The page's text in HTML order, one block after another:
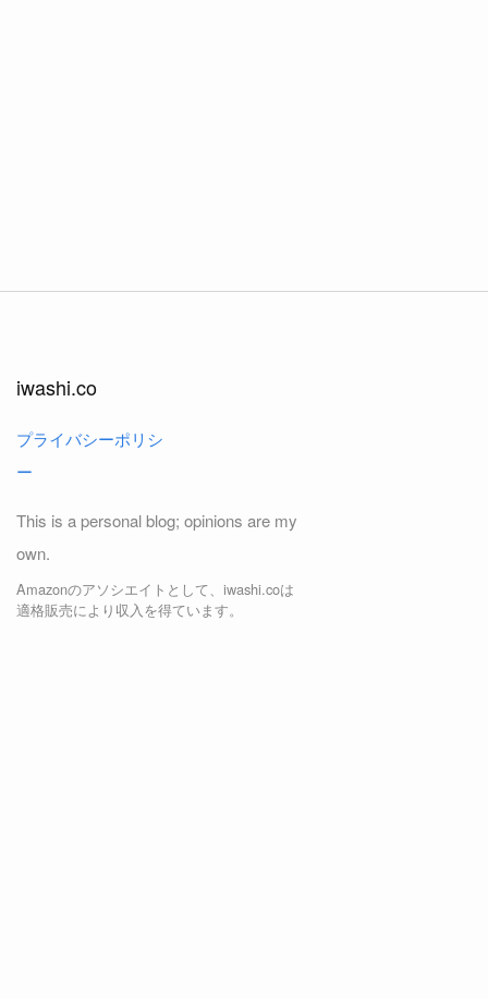
iwashi.co
プライバシーポリシ
ー
This is a personal blog; opinions are my
own.
Amazonのアソシエイトとして、iwashi.coは
適格販売により収入を得ています。